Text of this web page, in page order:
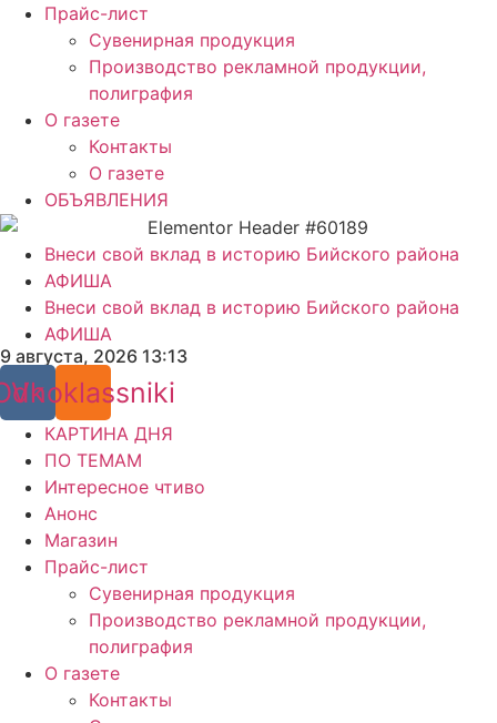
Прайс-лист
Сувенирная продукция
Производство рекламной продукции,
полиграфия
О газете
Контакты
О газете
ОБЪЯВЛЕНИЯ
Внеси свой вклад в историю Бийского района
АФИША
Внеси свой вклад в историю Бийского района
АФИША
9 августа, 2026 13:13
Vk
КАРТИНА ДНЯ
ПО ТЕМАМ
Интересное чтиво
Анонс
Магазин
Прайс-лист
Сувенирная продукция
Производство рекламной продукции,
полиграфия
О газете
Контакты